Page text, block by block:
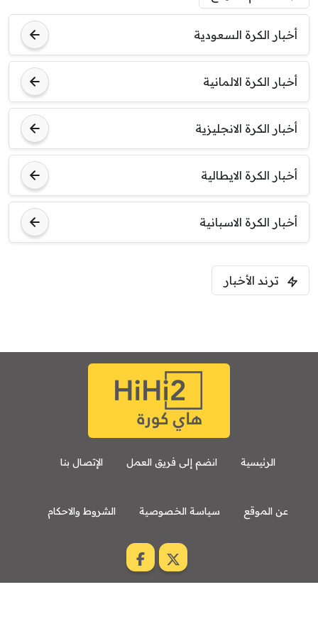
أخبار الكرة السعودية
أخبار الكرة الالمانية
أخبار الكرة الانجليزية
أخبار الكرة الايطالية
أخبار الكرة الاسبانية
ترند الأخبار
الرئيسية انضم إلى فريق العمل الإتصال بنا
عن الموقع سياسة الخصوصية الشروط والاحكام